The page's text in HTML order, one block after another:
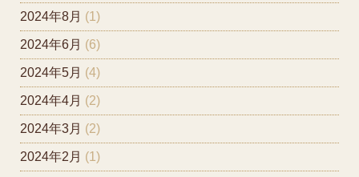
2024年8月 (1)
2024年6月 (6)
2024年5月 (4)
2024年4月 (2)
2024年3月 (2)
2024年2月 (1)